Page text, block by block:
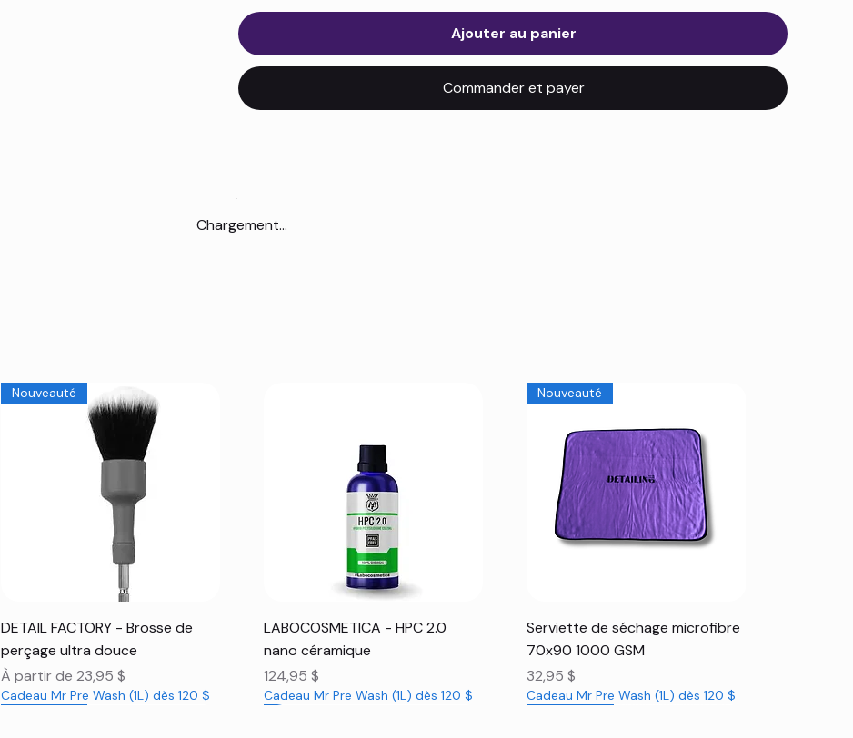
Ajouter au panier
Commander et payer
Chargement...
Aperçu rapide
Nouveauté
DETAIL FACTORY - Brosse de
perçage ultra douce
À partir de 23,95 $
Prix promotionnel
Cadeau Mr Pre Wash (1L) dès 120 $
Aperçu rapide
LABOCOSMETICA - HPC 2.0
nano céramique
Prix
124,95 $
Cadeau Mr Pre Wash (1L) dès 120 $
Aperçu rapide
Nouveauté
Serviette de séchage microfibre
70x90 1000 GSM
Prix
32,95 $
Cadeau Mr Pre Wash (1L) dès 120 $